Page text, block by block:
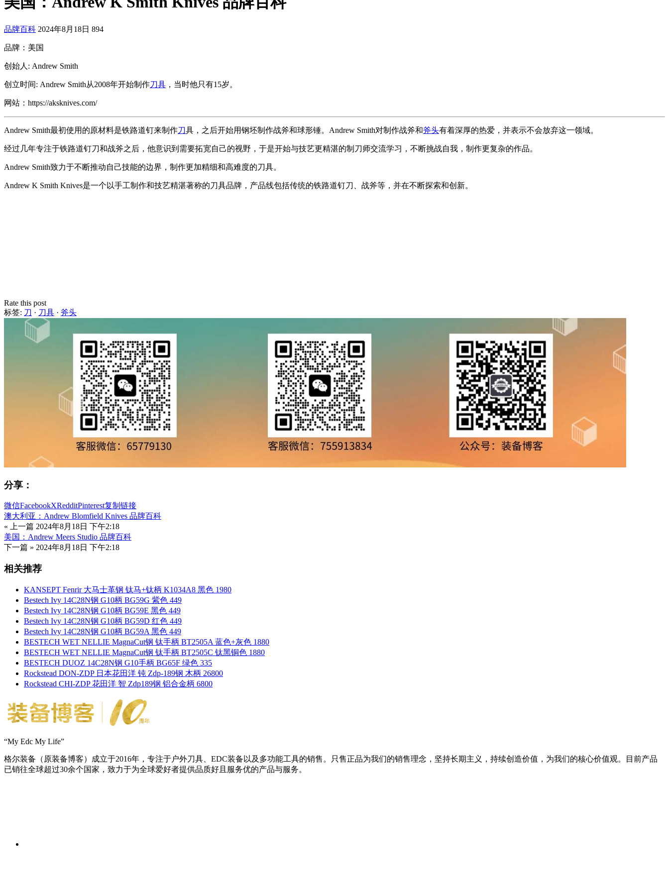
品牌百科 2024年8月18日 894
品牌：美国
创始人: Andrew Smith
创立时间: Andrew Smith从2008年开始制作刀具 ，当时他只有15岁。
网站：https://aksknives.com/
Andrew Smith最初使用的原材料是铁路道钉来制作刀具，之后开始用钢坯制作战斧和球形锤。Andrew Smith对制作战斧和斧头有着深厚的热爱，并表示不会放弃这一领域。
经过几年专注于铁路道钉刀和战斧之后，他意识到需要拓宽自己的视野，于是开始与技艺更精湛的制刀师交流学习，不断挑战自我，制作更复杂的作品。
Andrew Smith致力于不断推动自己技能的边界，制作更加精细和高难度的刀具。
Andrew K Smith Knives是一个以手工制作和技艺精湛著称的刀具品牌，产品线包括传统的铁路道钉刀、战斧等，并在不断探索和创新。
Rate this post
标签: 刀 · 刀具 · 斧头
分享：
微信FacebookXRedditPinterest复制链接
澳大利亚：Andrew Blomfield Knives 品牌百科
« 上一篇 2024年8月18日 下午2:18
美国：Andrew Meers Studio 品牌百科
下一篇 » 2024年8月18日 下午2:18
相关推荐
KANSEPT Fenrir 大马士革钢 钛马+钛柄 K1034A8 黑色 1980
Bestech Ivy 14C28N钢 G10柄 BG59G 紫色 449
Bestech Ivy 14C28N钢 G10柄 BG59E 黑色 449
Bestech Ivy 14C28N钢 G10柄 BG59D 红色 449
Bestech Ivy 14C28N钢 G10柄 BG59A 黑色 449
BESTECH WET NELLIE MagnaCut钢 钛手柄 BT2505A 蓝色+灰色 1880
BESTECH WET NELLIE MagnaCut钢 钛手柄 BT2505C 钛黑铜色 1880
BESTECH DUOZ 14C28N钢 G10手柄 BG65F 绿色 335
Rockstead DON-ZDP 日本花田洋 钝 Zdp-189钢 木柄 26800
Rockstead CHI-ZDP 花田洋 智 Zdp189钢 铝合金柄 6800
“My Edc My Life”
格尔装备（原装备博客）成立于2016年，专注于户外刀具、EDC装备以及多功能工具的销售。只售正品为我们的销售理念，坚持长期主义，持续创造价值，为我们的核心价值观。目前产品
已销往全球超过30余个国家，致力于为全球爱好者提供品质好且服务优的产品与服务。